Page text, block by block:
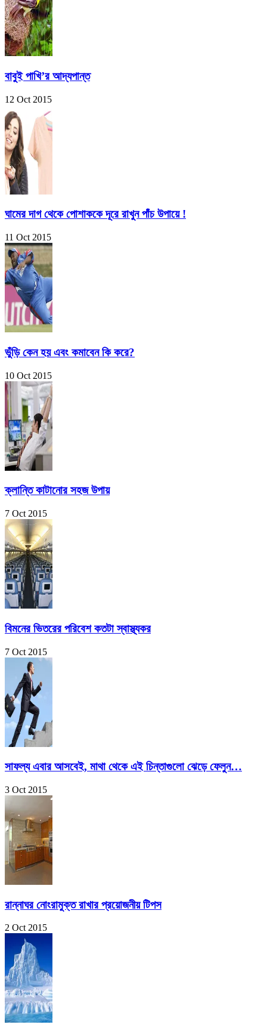
বাবুই পাখি’র আদ্যপান্ত
12 Oct 2015
ঘামের দাগ থেকে পোশাককে দূরে রাখুন পাঁচ উপায়ে !
11 Oct 2015
ভুঁড়ি কেন হয় এবং কমাবেন কি করে?
10 Oct 2015
ক্লান্তি কাটানোর সহজ উপায়
7 Oct 2015
বিমনের ভিতরের পরিবেশ কতটা স্বাস্থ্যকর
7 Oct 2015
সাফল্য এবার আসবেই, মাথা থেকে এই চিন্তাগুলো ঝেড়ে ফেলুন…
3 Oct 2015
রান্নাঘর নোংরামুক্ত রাখার প্রয়োজনীয় টিপস
2 Oct 2015